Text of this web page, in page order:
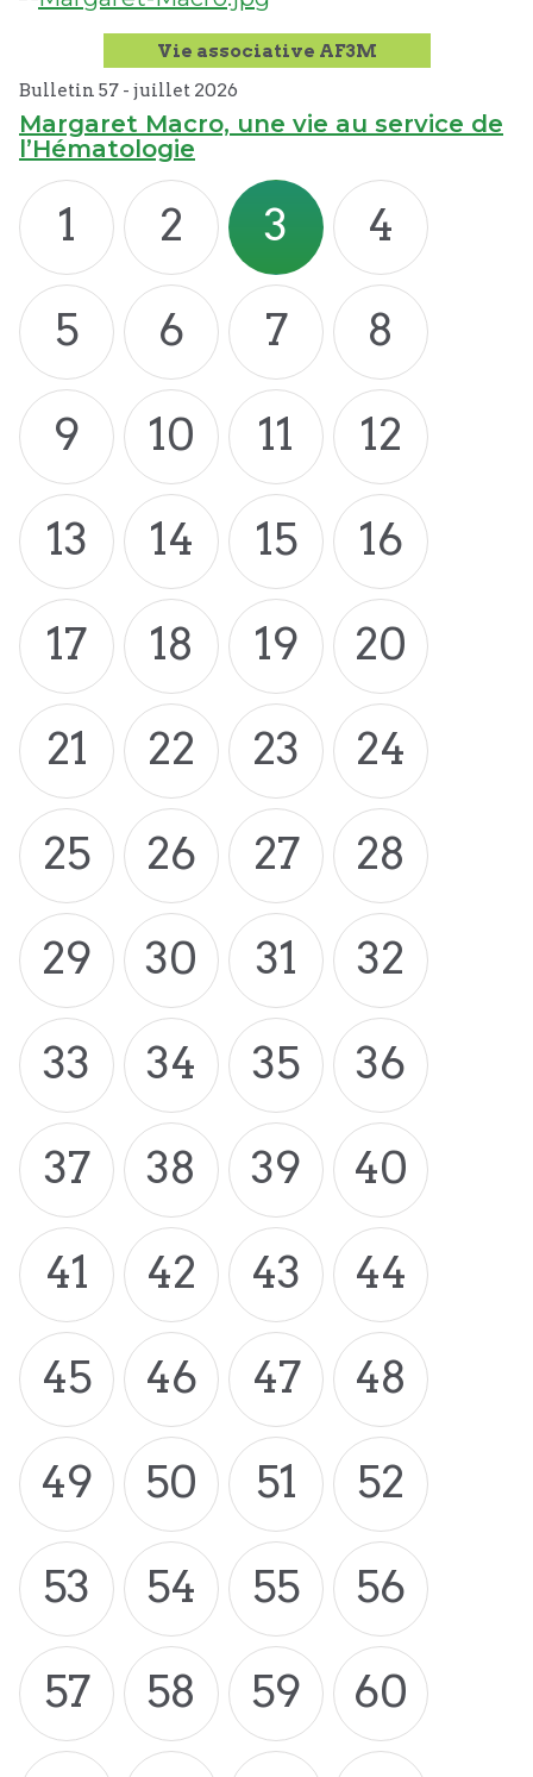
Vie associative AF3M
Bulletin 57 - juillet 2026
Margaret Macro, une vie au service de
l’Hématologie
1 2 3
4
5
6 7
8
9
10 11
12
13
14 15
16
17
18 19
20
21
22 23
24
25
26 27
28
29
30 31
32
33
34 35
36
37
38 39
40
41
42 43
44
45
46 47
48
49
50 51
52
53
54 55
56
57
58 59
60